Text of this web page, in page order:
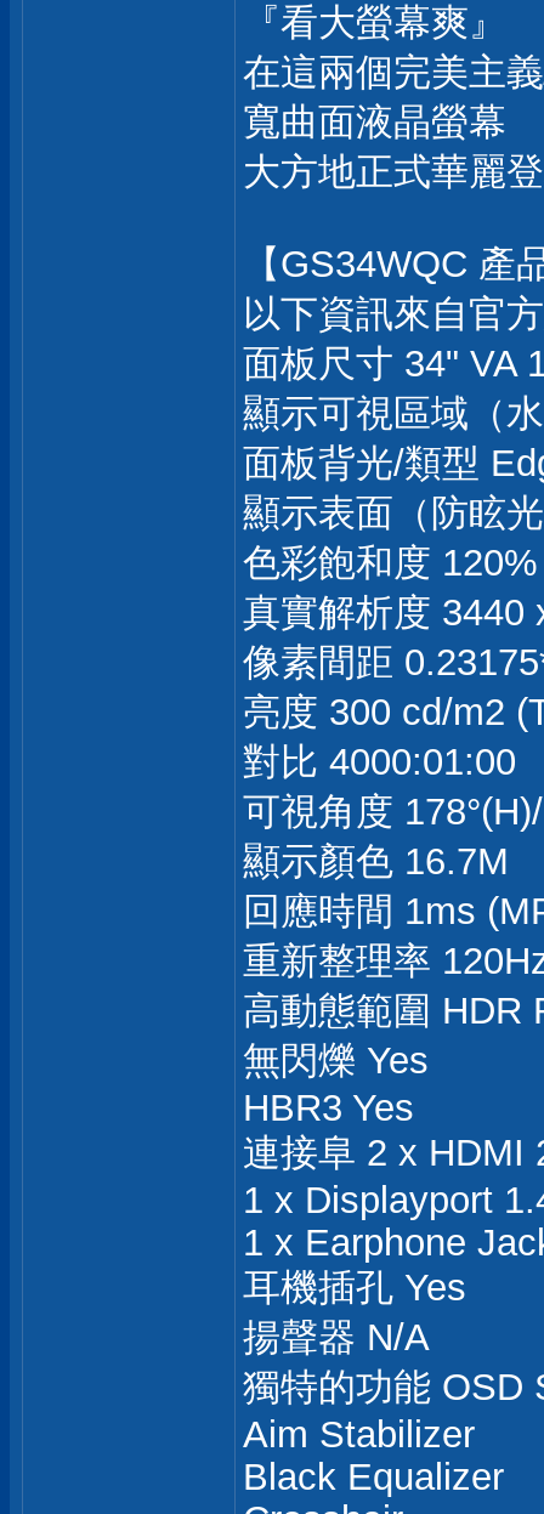
『看大螢幕爽』
在這兩個完美主
寬曲面液晶螢幕
大方地正式華麗
【GS34WQC 產
以下資訊來自官
面板尺寸 34" VA
顯示可視區域（
面板背光/類型
顯示表面（防眩
色彩飽和度
真實解析度 3440
像素間距
亮度 300 cd/m2
對比 4000:01:00
可視角度
顯示顏色 16.7M
回應時間 1ms
重新整理率
高動態範圍 HDR
無閃爍 Yes
HBR3 Yes
連接阜 2 x HDMI
1 x Displayport
1 x Earphone
耳機插孔 Yes
揚聲器 N/A
獨特的功能 OSD
Aim Stabilizer
Black Equalizer